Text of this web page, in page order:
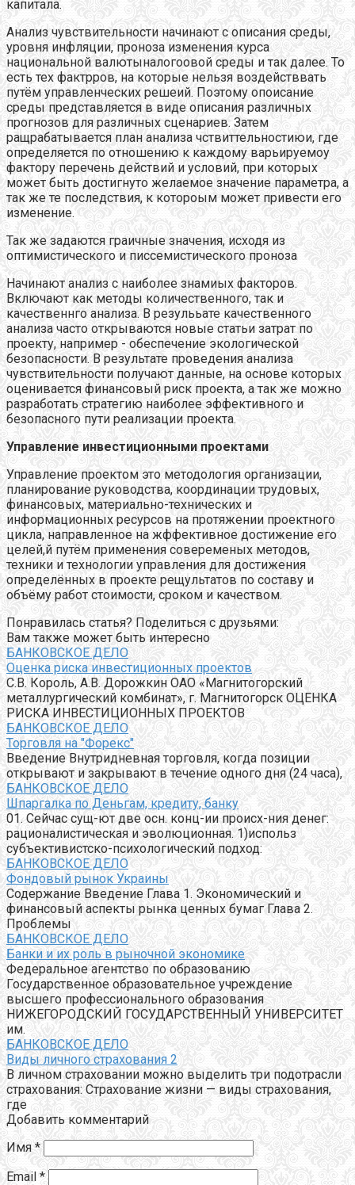
капитала.
Анализ чувствительности начинают с описания среды,
уровня инфляции, проноза изменения курса
национальной валютыналогоовой среды и так далее. То
есть тех фактрров, на которые нельзя воздействвать
путём управленческих решеий. Поэтому опоисание
среды представляется в виде описания различных
прогнозов для различных сценариев. Затем
ращрабатывается план анализа чствиттельностиюи, где
определяется по отношению к каждому варьируемоу
фактору перечень действий и условий, при которых
может быть достигнуто желаемое значение параметра, а
так же те последствия, к котороым может привести его
изменение.
Так же задаются граичные значения, исходя из
оптимистического и писсемистического проноза
Начинают анализ с наиболее знамиых факторов.
Включают как методы количественного, так и
качественнго анализа. В резулььате качественного
анализа часто открываются новые статьи затрат по
проекту, например - обеспечение экологической
безопасности. В результате проведения анализа
чувствительности получают данные, на основе которых
оценивается финансовый риск проекта, а так же можно
разработать стратегию наиболее эффективного и
безопасного пути реализации проекта.
Управление инвестиционными проектами
Управление проектом это методология организации,
планирование руководства, координации трудовых,
финансовых, материально-технических и
информационных ресурсов на протяжении проектного
цикла, направленное на жффективное достижение его
целей,й путём применения совеременых методов,
техники и технологии управления для достижения
определённых в проекте рещультатов по составу и
объёму работ стоимости, сроком и качеством.
Понравилась статья? Поделиться с друзьями:
Вам также может быть интересно
БАНКОВСКОЕ ДЕЛО
Оценка риска инвестиционных проектов
С.В. Король, А.В. Дорожкин ОАО «Магнитогорский
металлургический комбинат», г. Магнитогорск ОЦЕНКА
РИСКА ИНВЕСТИЦИОННЫХ ПРОЕКТОВ
БАНКОВСКОЕ ДЕЛО
Торговля на "Форекс"
Введение Внутридневная торговля, когда позиции
открывают и закрывают в течение одного дня (24 часа),
БАНКОВСКОЕ ДЕЛО
Шпаргалка по Деньгам, кредиту, банку
01. Сейчас сущ-ют две осн. конц-ии происх-ния денег:
рационалистическая и эволюционная. 1)использ
субъективистско-психологический подход:
БАНКОВСКОЕ ДЕЛО
Фондовый рынок Украины
Содержание Введение Глава 1. Экономический и
финансовый аспекты рынка ценных бумаг Глава 2.
Проблемы
БАНКОВСКОЕ ДЕЛО
Банки и их роль в рыночной экономике
Федеральное агентство по образованию
Государственное образовательное учреждение
высшего профессионального образования
НИЖЕГОРОДСКИЙ ГОСУДАРСТВЕННЫЙ УНИВЕРСИТЕТ
им.
БАНКОВСКОЕ ДЕЛО
Виды личного страхования 2
В личном страховании можно выделить три подотрасли
страхования: Страхование жизни — виды страхования,
где
Добавить комментарий
Имя *
Email *